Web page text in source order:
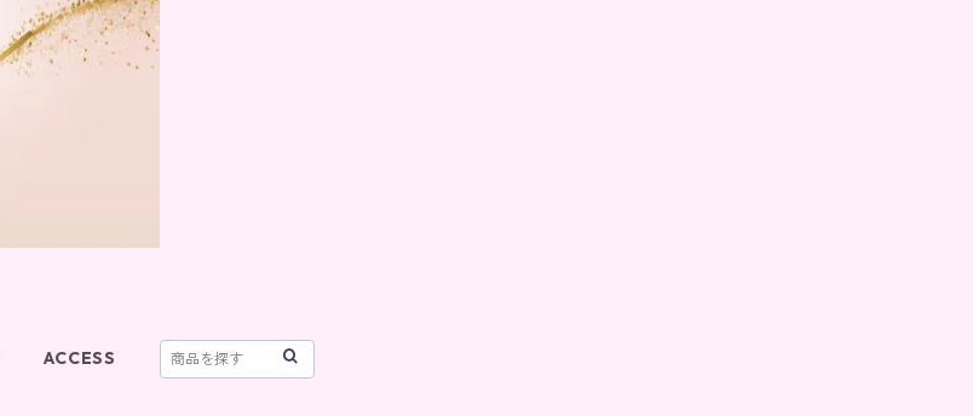
ACCESS